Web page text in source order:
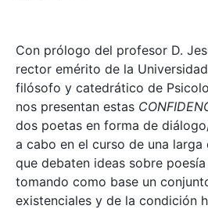
Con prólogo del profesor D.
rector emérito de la
filósofo y catedrático de
nos presentan estas
dos poetas en forma de
a cabo en el curso de una larga
que debaten ideas sobre
tomando como base un
existenciales y de la condición